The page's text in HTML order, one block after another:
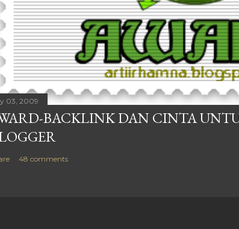
03, 2009
BACKLINK DAN CINTA
48 comments